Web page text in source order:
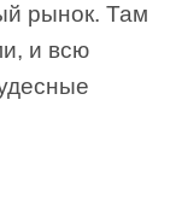
рынок. Там
и всю